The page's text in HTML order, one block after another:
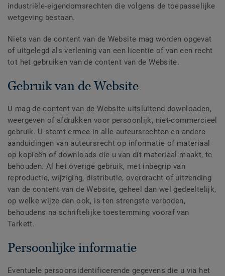
industriële-eigendomsrechten die volgens de toepasselijke
wetgeving bestaan.
Niets van de content van de Website mag worden opgevat
of uitgelegd als verlening van een licentie of van een recht
tot het gebruiken van de content van de Website.
Gebruik van de Website
U mag de content van de Website uitsluitend downloaden,
weergeven of afdrukken voor persoonlijk, niet-commercieel
gebruik. U stemt ermee in alle auteursrechten en andere
aanduidingen van auteursrecht op informatie of materiaal
op kopieën of downloads die u van dit materiaal maakt, te
behouden. Al het overige gebruik, met inbegrip van
reproductie, wijziging, distributie, overdracht of uitzending
van de content van de Website, geheel dan wel gedeeltelijk,
op welke wijze dan ook, is ten strengste verboden,
behoudens na schriftelijke toestemming vooraf van
Tarkett.
Persoonlijke informatie
Eventuele persoonsidentificerende gegevens die u via het